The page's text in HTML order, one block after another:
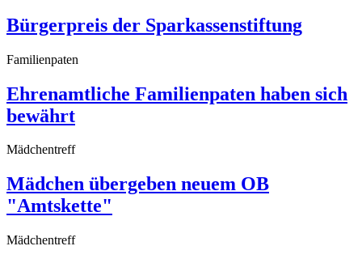
Bürgerpreis der Sparkassenstiftung
Familienpaten
Ehrenamtliche Familienpaten haben sich
bewährt
Mädchentreff
Mädchen übergeben neuem OB
"Amtskette"
Mädchentreff